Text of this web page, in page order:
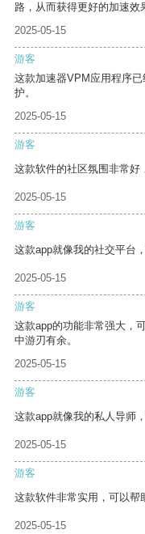
路，从而获得更好的加速效
2025-05-15
游客
这款加速器VPM应用程序
护。
2025-05-15
游客
这款软件的社区氛围非常好
2025-05-15
游客
这款app就像我的社交平台
2025-05-15
游客
这款app的功能非常强大，
中游刃有余。
2025-05-15
游客
这款app就像我的私人导师
2025-05-15
游客
这款软件非常实用，可以帮
2025-05-15